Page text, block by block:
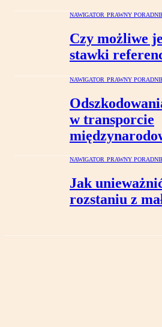
NAWIGATOR PRAWNY
Czy możliwe
stawki
NAWIGATOR PRAWNY
w transporcie
NAWIGATOR PRAWNY
Jak
rozstaniu z